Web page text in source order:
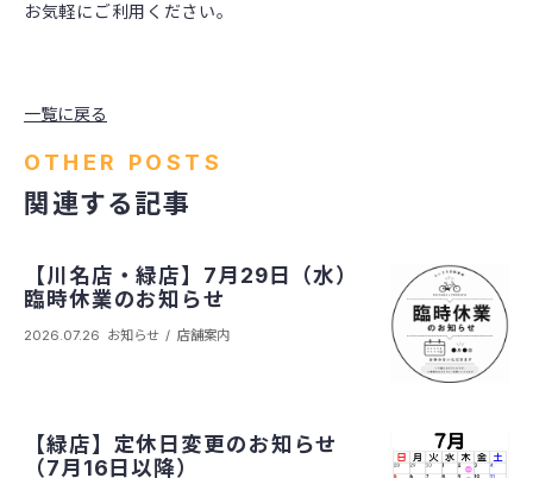
お気軽にご利用ください。
一覧に戻る
OTHER POSTS
関連する記事
【川名店・緑店】7月29日（水）
臨時休業のお知らせ
2026.07.26 お知らせ 店舗案内
【緑店】定休日変更のお知らせ
（7月16日以降）